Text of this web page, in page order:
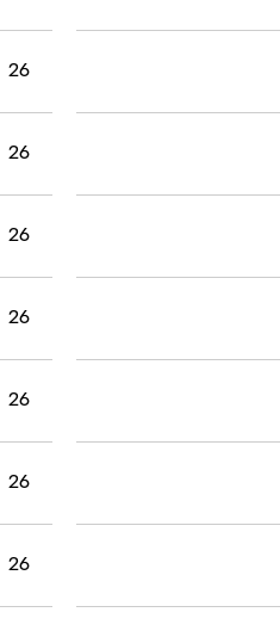
26
26
26
26
26
26
26